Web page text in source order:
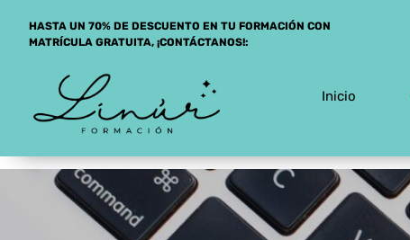
HASTA UN 70% DE DESCUENTO EN TU FORMACIÓN CON
MATRÍCULA GRATUITA, ¡CONTÁCTANOS!:
Inicio